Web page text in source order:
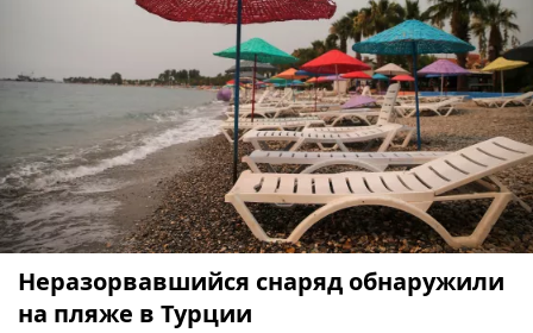
Неразорвавшийся снаряд обнаружили
на пляже в Турции